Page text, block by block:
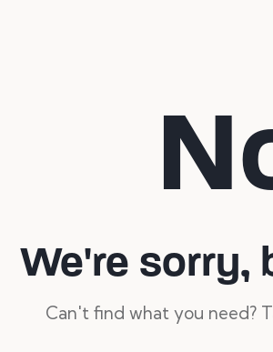
We're sorry,
Can't find what you need?